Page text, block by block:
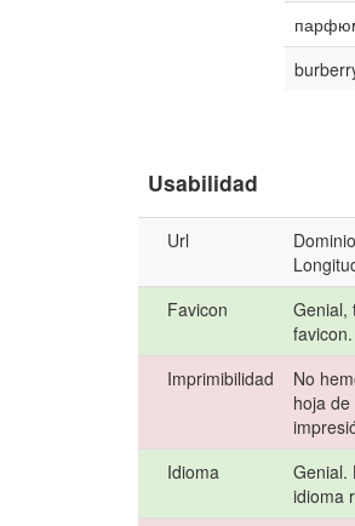
Usabilidad
Url
Favicon
Genial,
favicon.
Imprimibilidad
No
hoja
Idioma
Genial.
idioma